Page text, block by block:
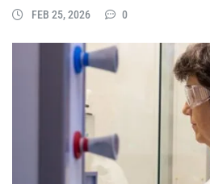
FEB 25, 2026 0